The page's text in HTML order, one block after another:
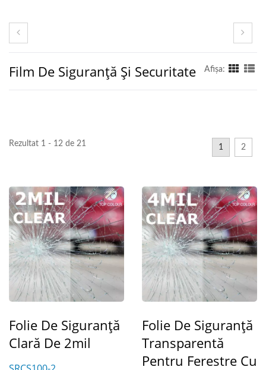
Film De Siguranță Și Securitate Afişa:
Rezultat 1 - 12 de 21 1 2
Folie De Siguranță
Clară De 2mil
Folie De Siguranță
Transparentă
Pentru Ferestre Cu